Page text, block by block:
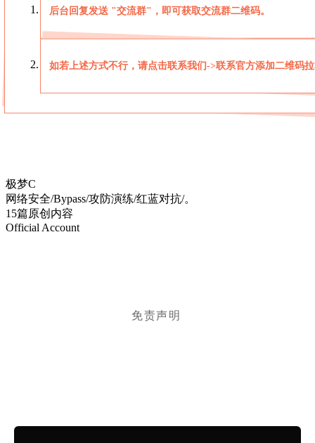
后台回复发送 "交流群"，即可获取交流群二维码。
如若上述方式不行，请点击联系我们->联系官方添加二维码
极梦C
网络安全/Bypass/攻防演练/红蓝对抗/。
15篇原创内容
Official Account
免责声明